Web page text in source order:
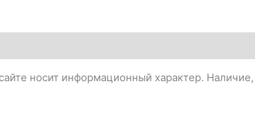
носит информационный характер.